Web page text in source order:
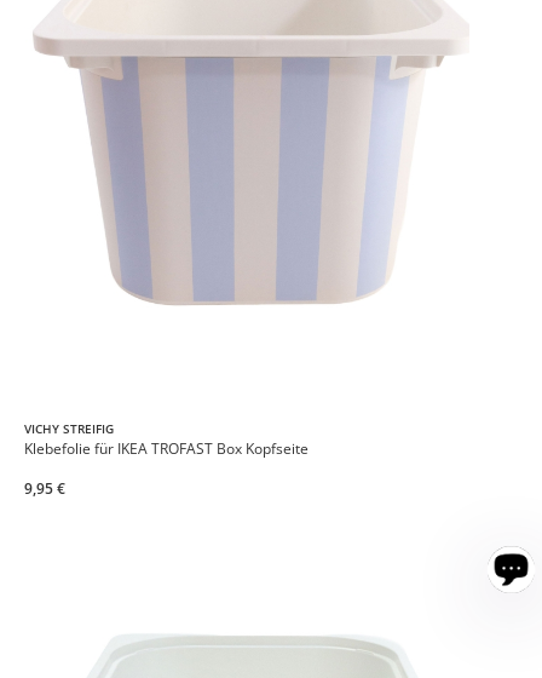
VICHY STREIFIG
Klebefolie für IKEA TROFAST Box Kopfseite
9,95 €